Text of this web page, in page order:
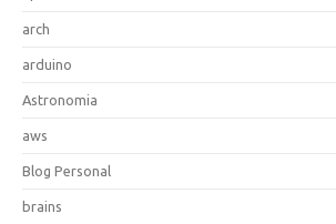
arch
arduino
Astronomia
aws
Blog Personal
brains